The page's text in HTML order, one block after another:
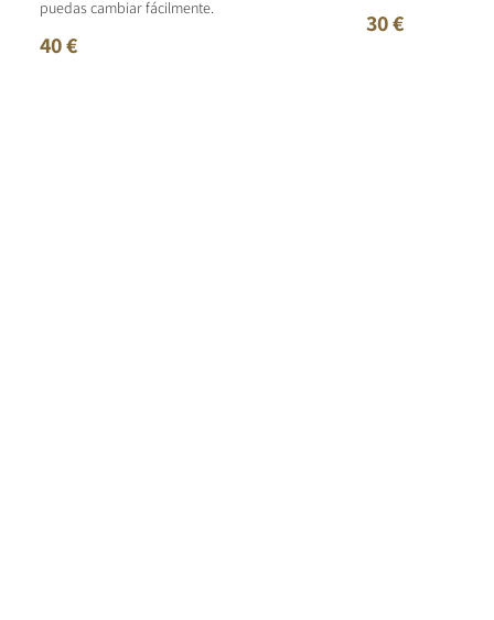
puedas cambiar fácilmente.
40 €
30 €